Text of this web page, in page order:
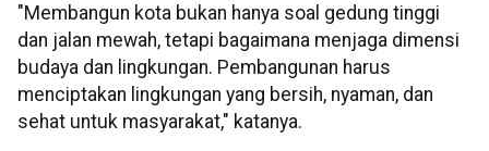
"Membangun kota bukan hanya soal gedung tinggi
dan jalan mewah, tetapi bagaimana menjaga dimensi
budaya dan lingkungan. Pembangunan harus
menciptakan lingkungan yang bersih, nyaman, dan
sehat untuk masyarakat," katanya.